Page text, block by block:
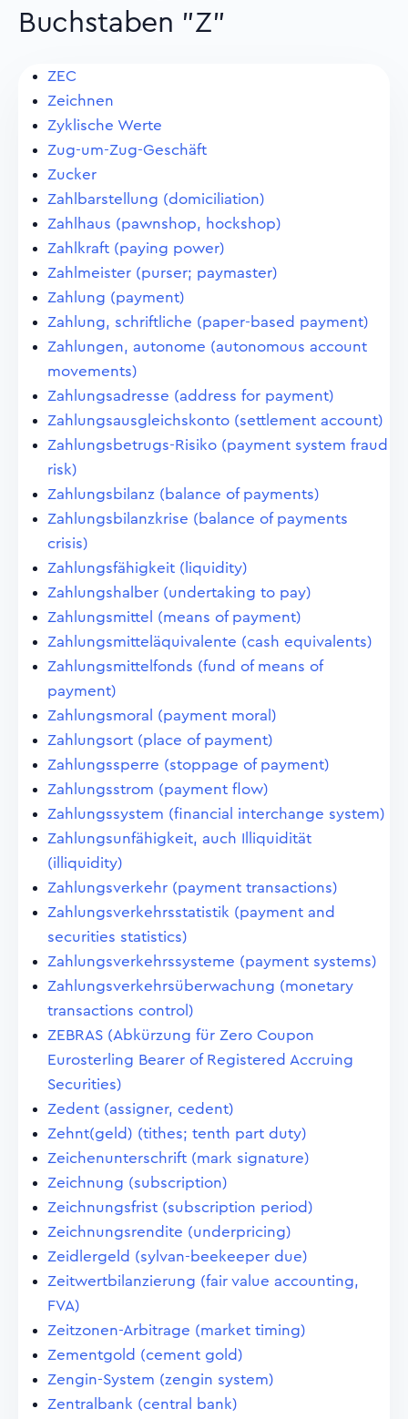
Buchstaben "Z"
ZEC
Zeichnen
Zyklische Werte
Zug-um-Zug-Geschäft
Zucker
Zahlbarstellung (domiciliation)
Zahlhaus (pawnshop, hockshop)
Zahlkraft (paying power)
Zahlmeister (purser; paymaster)
Zahlung (payment)
Zahlung, schriftliche (paper-based payment)
Zahlungen, autonome (autonomous account
movements)
Zahlungsadresse (address for payment)
Zahlungsausgleichskonto (settlement account)
Zahlungsbetrugs-Risiko (payment system fraud
risk)
Zahlungsbilanz (balance of payments)
Zahlungsbilanzkrise (balance of payments
crisis)
Zahlungsfähigkeit (liquidity)
Zahlungshalber (undertaking to pay)
Zahlungsmittel (means of payment)
Zahlungsmitteläquivalente (cash equivalents)
Zahlungsmittelfonds (fund of means of
payment)
Zahlungsmoral (payment moral)
Zahlungsort (place of payment)
Zahlungssperre (stoppage of payment)
Zahlungsstrom (payment flow)
Zahlungssystem (financial interchange system)
Zahlungsunfähigkeit, auch Illiquidität
(illiquidity)
Zahlungsverkehr (payment transactions)
Zahlungsverkehrsstatistik (payment and
securities statistics)
Zahlungsverkehrssysteme (payment systems)
Zahlungsverkehrsüberwachung (monetary
transactions control)
ZEBRAS (Abkürzung für Zero Coupon
Eurosterling Bearer of Registered Accruing
Securities)
Zedent (assigner, cedent)
Zehnt(geld) (tithes; tenth part duty)
Zeichenunterschrift (mark signature)
Zeichnung (subscription)
Zeichnungsfrist (subscription period)
Zeichnungsrendite (underpricing)
Zeidlergeld (sylvan-beekeeper due)
Zeitwertbilanzierung (fair value accounting,
FVA)
Zeitzonen-Arbitrage (market timing)
Zementgold (cement gold)
Zengin-System (zengin system)
Zentralbank (central bank)